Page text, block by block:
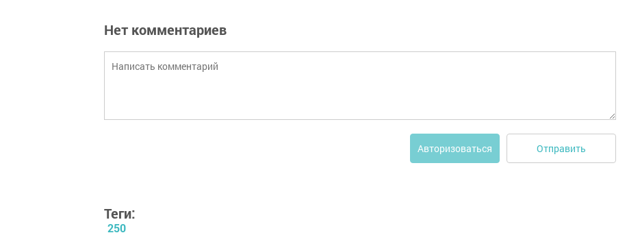
Нет комментариев
Авторизоваться Отправить
Теги:
250